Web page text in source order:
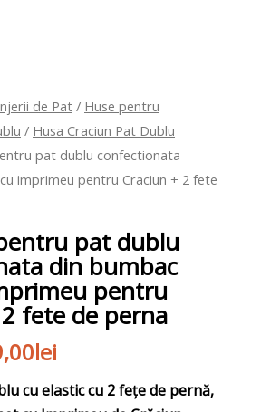
de Pat/ Huse pentru
/ Husa Craciun Pat Dublu
pat dublu confectionata
imprimeu pentru Craciun + 2 fete
pat dublu
din bumbac
pentru
fete de perna
lei
cu elastic cu 2 fețe de pernă,